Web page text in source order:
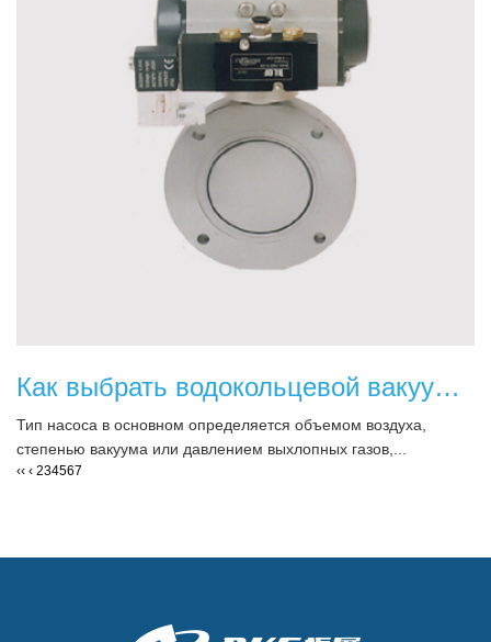
Как выбрать водокольцевой вакуумный насос?
Тип насоса в основном определяется объемом воздуха,
степенью вакуума или давлением выхлопных газов,...
‹‹ ‹ 234567